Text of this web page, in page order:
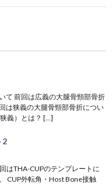
て 前回は広義の大腿骨頸部骨折
は狭義の大腿骨頸部骨折につい
義）とは？ […]
2
はTHA-CUPのテンプレートに
CUP外転角・Host Bone接触